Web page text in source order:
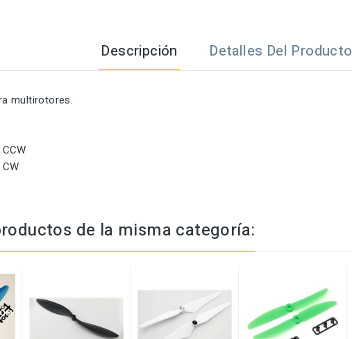
Descripción Detalles Del Producto
multirotores.
de la misma categoría: